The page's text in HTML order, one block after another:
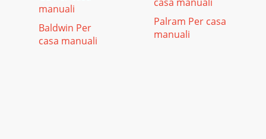
manuali
Baldwin Per
casa manuali
Palram Per casa
manuali